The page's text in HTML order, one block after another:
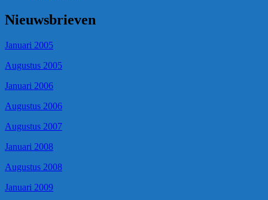
Nieuwsbrieven
Januari 2005
Augustus 2005
Januari 2006
Augustus 2006
Augustus 2007
Januari 2008
Augustus 2008
Januari 2009